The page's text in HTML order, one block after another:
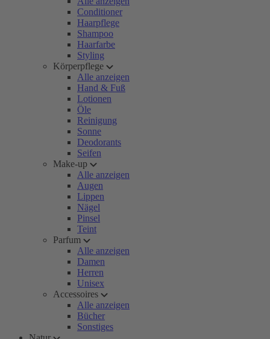
Conditioner
Haarpflege
Shampoo
Haarfarbe
Styling
Körperpflege
Alle anzeigen
Hand & Fuß
Lotionen
Öle
Reinigung
Sonne
Deodorants
Seifen
Make-up
Alle anzeigen
Augen
Lippen
Nägel
Pinsel
Teint
Parfum
Alle anzeigen
Damen
Herren
Unisex
Accessoires
Alle anzeigen
Bücher
Sonstiges